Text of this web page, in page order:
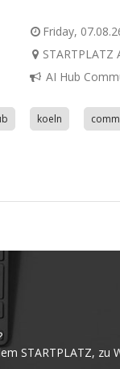
Friday,
AI Hub
koeln
STARTPLATZ, zu